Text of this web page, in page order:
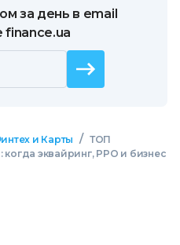
за день в email
finance.ua
и Карты / ТОП
эквайринг, РРО и бизнес